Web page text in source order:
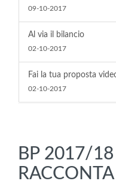
09-10-2017
Al via il bilancio
02-10-2017
Fai la tua proposta
02-10-2017
BP 2017/